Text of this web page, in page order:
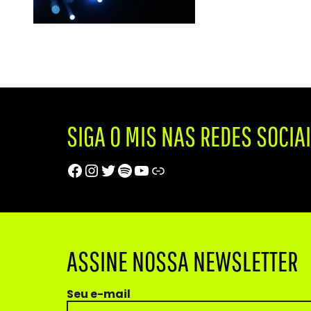
SIGA O MIS NAS REDES
Facebook
Instagram
Twitter
Spotify
Youtube
Trip Advisor
ASSINE NOSSA NEWSLETTER
Seu e-mail